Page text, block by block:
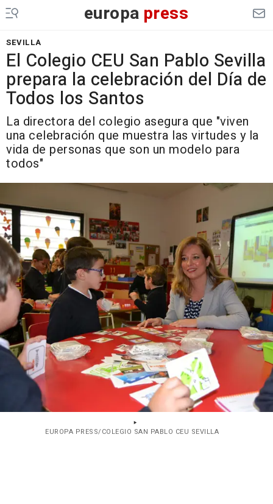
europa press
SEVILLA
El Colegio CEU San Pablo Sevilla
prepara la celebración del Día de
Todos los Santos
La directora del colegio asegura que "viven
una celebración que muestra las virtudes y la
vida de personas que son un modelo para
todos"
EUROPA PRESS/COLEGIO SAN PABLO CEU SEVILLA